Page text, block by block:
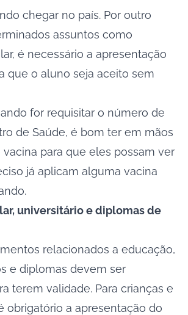
chegar no país. Por outro
assuntos como
é necessário a apresentação
que o aluno seja aceito sem
for requisitar o número de
de Saúde, é bom ter em mãos
vacina para que eles possam ver
já aplicam alguma vacina
universitário e diplomas de
relacionados a educação,
e diplomas devem ser
terem validade. Para crianças e
obrigatório a apresentação do